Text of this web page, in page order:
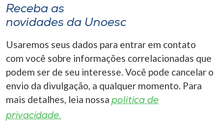
Receba as
novidades da Unoesc
Usaremos seus dados para entrar em contato
com você sobre informações correlacionadas que
podem ser de seu interesse. Você pode cancelar o
envio da divulgação, a qualquer momento. Para
mais detalhes, leia nossa política de
privacidade.